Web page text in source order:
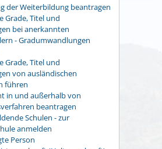
der Weiterbildung beantragen
Grade, Titel und
bei anerkannten
- Gradumwandlungen
Grade, Titel und
von ausländischen
führen
in und außerhalb von
beantragen
Schulen - zur
anmelden
Person